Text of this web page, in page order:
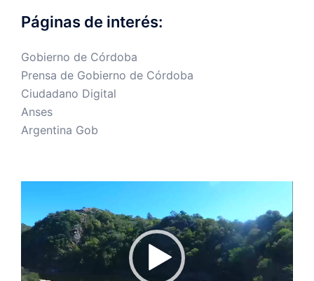
Páginas de interés:
Gobierno de Córdoba
Prensa de Gobierno de Córdoba
Ciudadano Digital
Anses
Argentina Gob
vídeo